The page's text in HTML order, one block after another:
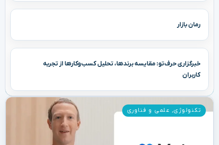
رمان بازار
خبرگزاری حرف‌تو: مقایسه برندها، تحلیل کسب‌وکارها از تجربه
کاربران
تکنولوژی, علمی و فناوری